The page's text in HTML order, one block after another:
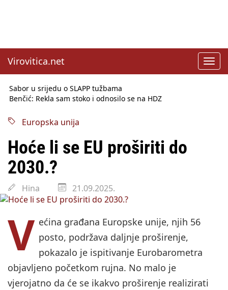
Virovitica.net
Sabor u srijedu o SLAPP tužbama
Benčić: Rekla sam stoko i odnosilo se na HDZ
godine
Sindikati traže zaštitu plaća od inflacije, Ćorić pregovore
najavio za jesen
Državni tajnik Rukavina: Hrvatska ima 3,6 milijuna birača
HŽ Infrastruktura: Nesreće na željezničkim prijelazima
prepolovljene
bar Coco Choco
Europska unija
Hoće li se EU proširiti do
2030.?
Hina 21.09.2025.
V ećina građana Europske unije, njih 56
posto, podržava daljnje proširenje,
pokazalo je ispitivanje Eurobarometra
objavljeno početkom rujna. No malo je
vjerojatno da će se ikakvo proširenje realizirati